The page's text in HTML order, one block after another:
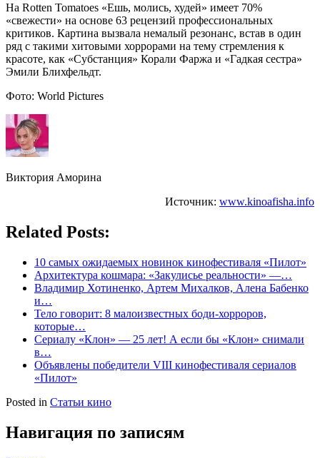
На Rotten Tomatoes «Ешь, молись, худей» имеет 70%
«свежести» на основе 63 рецензий профессиональных
критиков. Картина вызвала немалый резонанс, встав в один
ряд с такими хитовыми хоррорами на тему стремления к
красоте, как «Субстанция» Корали Фаржа и «Гадкая сестра»
Эмили Блихфельдт.
Фото: World Pictures
Виктория Аморина
Источник: www.kinoafisha.info
Related Posts:
10 самых ожидаемых новинок кинофестиваля «Пилот»
Архитектура кошмара: «Закулисье реальности» —…
Владимир Хотиненко, Артем Михалков, Алена Бабенко
и…
Тело говорит: 8 малоизвестных боди-хорроров,
которые…
Сериалу «Клон» — 25 лет! А если бы «Клон» снимали
в…
Объявлены победители VIII кинофестиваля сериалов
«Пилот»
Posted in Статьи кино
Навигация по записям